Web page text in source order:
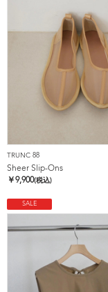
TRUNC 88
Sheer Slip-Ons
￥9,900(税込)
SALE